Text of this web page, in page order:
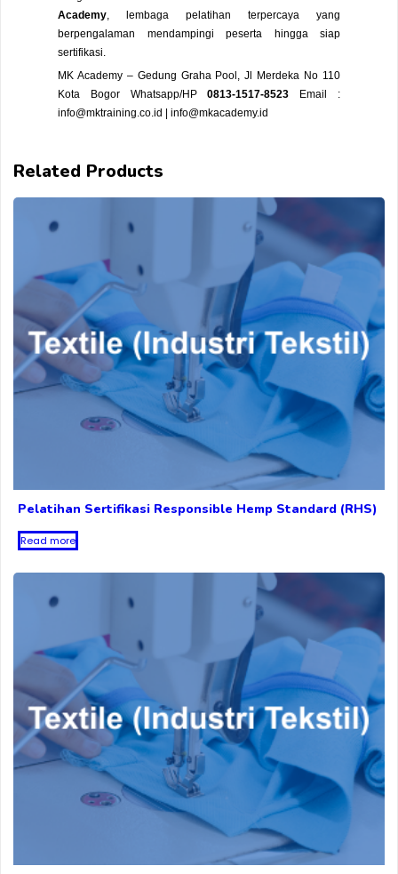
Academy, lembaga pelatihan terpercaya yang
berpengalaman mendampingi peserta hingga siap
sertifikasi.
MK Academy – Gedung Graha Pool, Jl Merdeka No 110
Kota Bogor Whatsapp/HP0813-1517-8523 Email :
info@mktraining.co.id | info@mkacademy.id
Related Products
Pelatihan Sertifikasi Responsible Hemp Standard (RHS)
Read more